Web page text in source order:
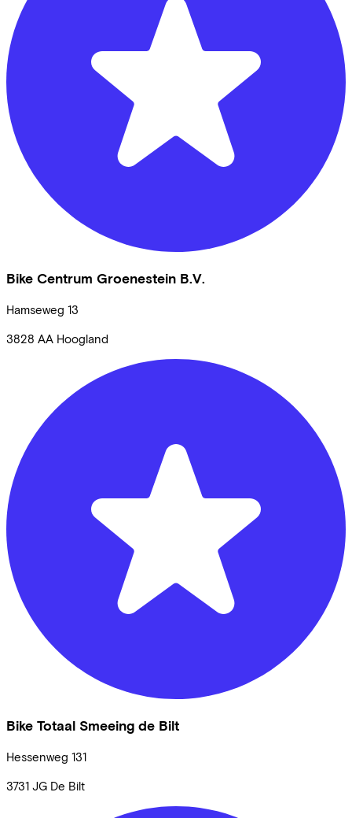
Bike Centrum Groenestein B.V.
Hamseweg 13
3828 AA Hoogland
Bike Totaal Smeeing de Bilt
Hessenweg 131
3731 JG De Bilt